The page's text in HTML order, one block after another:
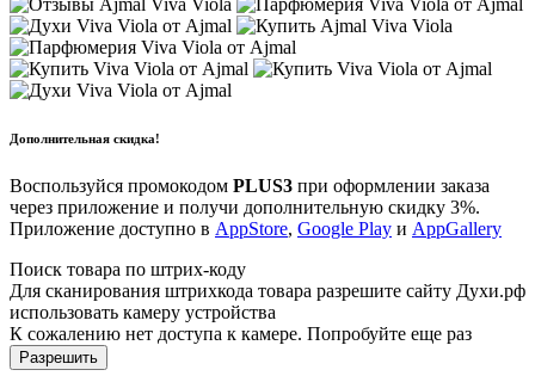
Дополнительная скидка!
Воспользуйся промокодом PLUS3 при оформлении заказа
через приложение и получи дополнительную скидку 3%.
Приложение доступно в AppStore, Google Play и AppGallery
Поиск товара по штрих-коду
Для сканирования штрихкода товара разрешите сайту Духи.рф
использовать камеру устройства
К сожалению нет доступа к камере. Попробуйте еще раз
Разрешить